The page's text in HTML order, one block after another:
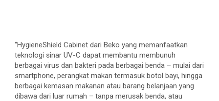
“HygieneShield Cabinet dari Beko yang memanfaatkan
teknologi sinar UV-C dapat membantu membunuh
berbagai virus dan bakteri pada berbagai benda – mulai dari
smartphone, perangkat makan termasuk botol bayi, hingga
berbagai kemasan makanan atau barang belanjaan yang
dibawa dari luar rumah – tanpa merusak benda, atau